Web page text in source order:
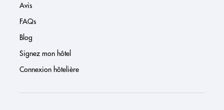
Avis
FAQs
Blog
Signez mon hôtel
Connexion hôtelière